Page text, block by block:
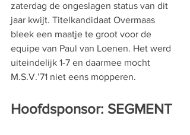
zaterdag de ongeslagen status van dit
jaar kwijt. Titelkandidaat Overmaas
bleek een maatje te groot voor de
equipe van Paul van Loenen. Het werd
uiteindelijk 1-7 en daarmee mocht
M.S.V.’71 niet eens mopperen.
Hoofdsponsor: SEGMENT